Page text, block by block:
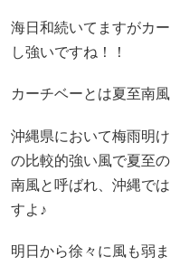
海日和続いてますがカ
し強いですね！！
カーチベーとは夏至南
沖縄県において梅雨明
の比較的強い風で夏至
南風と呼ばれ、沖縄で
すよ♪
明日から徐々に風も弱